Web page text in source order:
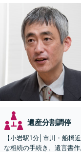
遺産分割調停
【小岩駅1分│市川・船橋
な相続の手続き、遺言書